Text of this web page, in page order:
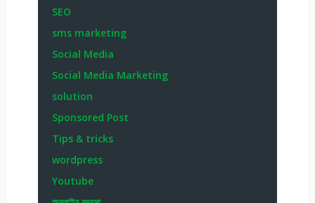
SEO
sms marketing
Social Media
Social Media Marketing
solution
Sponsored Post
Tips & tricks
wordpress
Youtube